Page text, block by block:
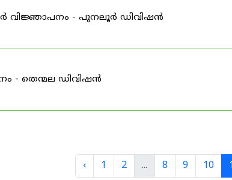
വിജ്ഞാപനം - പുനലൂർ ഡിവിഷൻ
- തെന്മല ഡിവിഷൻ
‹ 1 2 ... 8 9 10